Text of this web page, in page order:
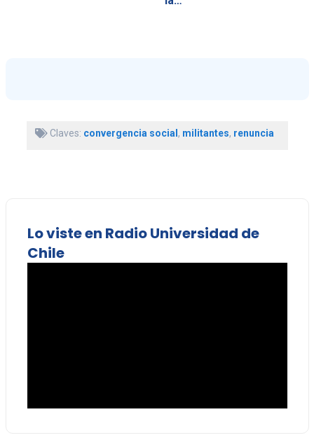
Claves: convergencia social, militantes, renuncia
Lo viste en Radio Universidad de
Chile